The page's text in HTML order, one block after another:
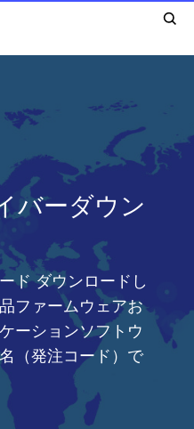
バーダウン
ド ダウンロードし
ファームウェアお
ーションソフトウ
（発注コード）で